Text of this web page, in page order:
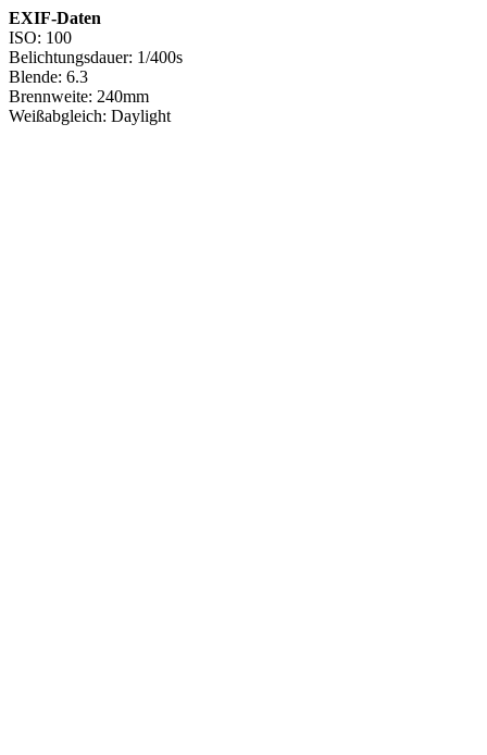
EXIF-Daten
ISO: 100
Belichtungsdauer: 1/400s
Blende: 6.3
Brennweite: 240mm
Weißabgleich: Daylight